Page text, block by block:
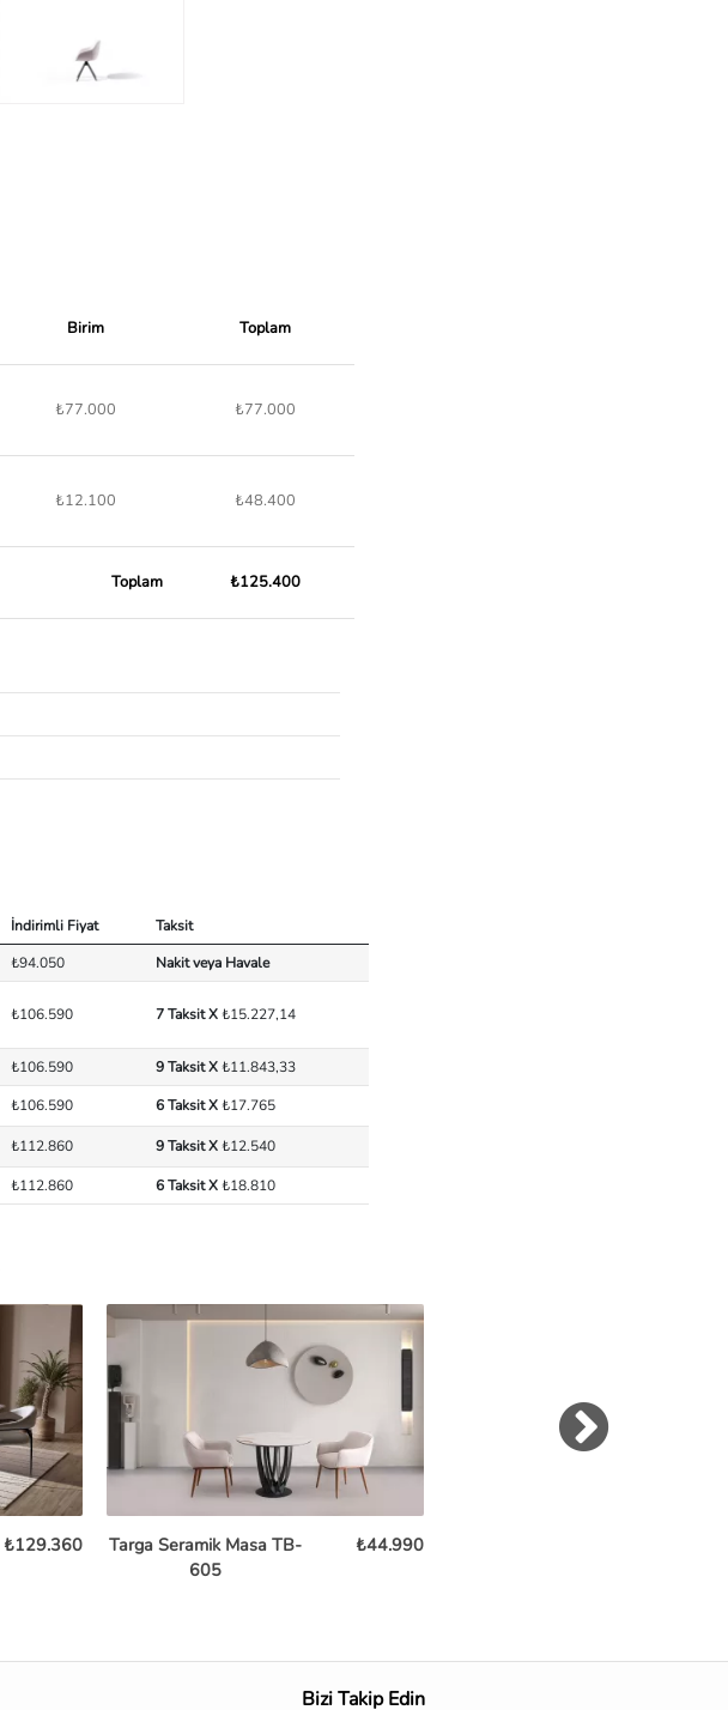
Birim Toplam
₺77.000 ₺77.000
₺12.100 ₺48.400
Toplam ₺125.400
İndirimli Fiyat
Taksit
₺94.050 Nakit veya Havale
₺106.590 7 Taksit X₺15.227,14
₺106.590 9 Taksit X₺11.843,33
₺106.590 6 Taksit X₺17.765
₺112.860 9 Taksit X₺12.540
₺112.860 6 Taksit X₺18.810
₺129.360
Targa Seramik Masa TB-
605
₺44.990
Bizi Takip Edin